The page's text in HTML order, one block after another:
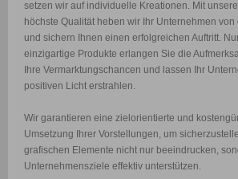
setzen wir auf individuelle Kreationen. Mit
höchste Qualität heben wir Ihr Unternehmen von
und sichern Ihnen einen erfolgreichen Auftritt.
einzigartige Produkte erlangen Sie die
Ihre Vermarktungschancen und lassen Ihr
positiven Licht erstrahlen.
Wir garantieren eine zielorientierte und
Umsetzung Ihrer Vorstellungen, um
grafischen Elemente nicht nur beeindrucken,
Unternehmensziele effektiv unterstützen.